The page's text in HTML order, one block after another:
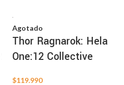
Agotado
Thor Ragnarok: Hela
One:12 Collective
$119.990